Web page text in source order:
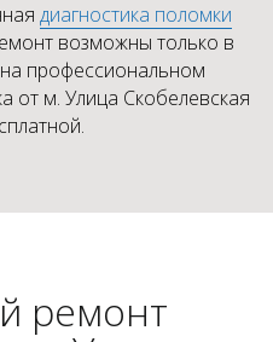
диагностика поломки
возможны только в
профессиональном
от м. Улица Скобелевская
ремонт